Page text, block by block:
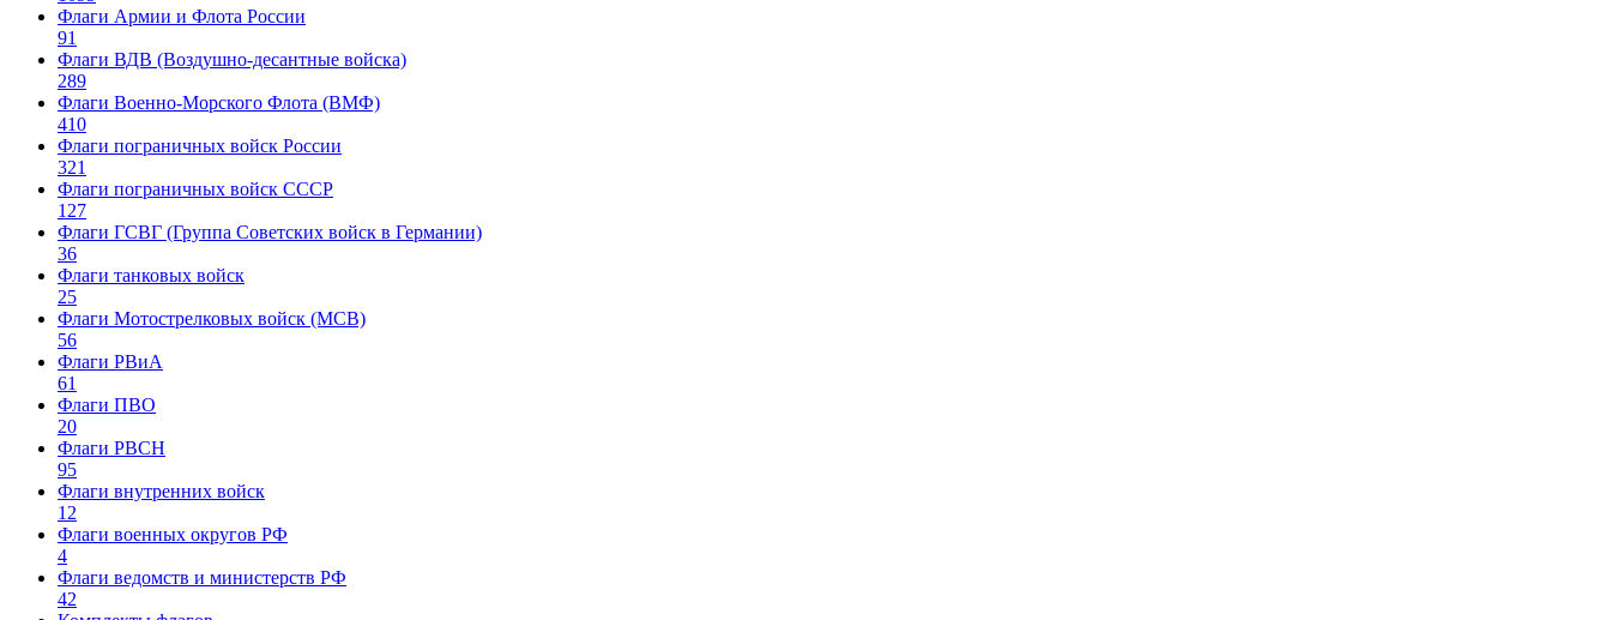
Флаги Армии и Флота России
91
Флаги ВДВ (Воздушно-десантные войска)
289
Флаги Военно-Морского Флота (ВМФ)
410
Флаги пограничных войск России
321
Флаги пограничных войск СССР
127
Флаги ГСВГ (Группа Советских войск в Германии)
36
Флаги танковых войск
25
Флаги Мотострелковых войск (МСВ)
56
Флаги РВиА
61
Флаги ПВО
20
Флаги РВСН
95
Флаги внутренних войск
12
Флаги военных округов РФ
4
Флаги ведомств и министерств РФ
42